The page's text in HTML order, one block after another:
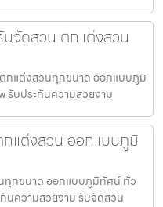
จัดสวน ตกแต่งสวน
กแต่งสวนทุกขนาด ออกแบบภูมิ
รับประกันความสวยงาม
แต่งสวน ออกแบบภูมิ
ทุกขนาด ออกแบบภูมิทัศน์ ทั่ว
นความสวยงาม รับจัดสวน